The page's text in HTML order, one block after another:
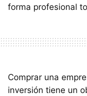
forma profesional
Comprar una
inversión tiene un